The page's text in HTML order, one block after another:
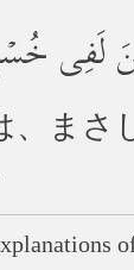
لَفِی
、まさ